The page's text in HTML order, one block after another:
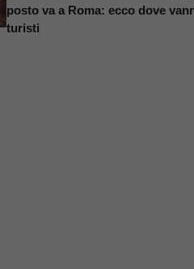
posto va a Roma: ecco dove
turisti